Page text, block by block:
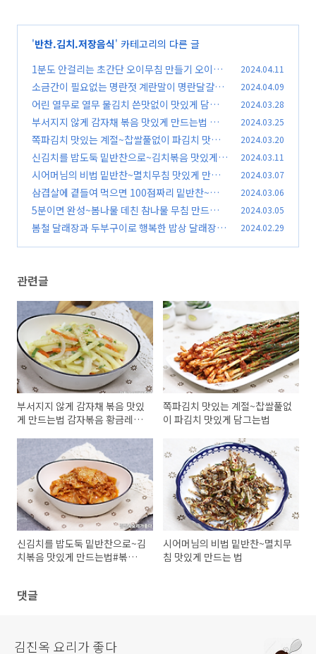
'반찬.김치.저장음식' 카테고리의 다른 글
1분도 안걸리는 초간단 오이무침 만들기 오이된
장무침 레시피
(49)
2024.04.11
소금간이 필요없는 명란젓 계란말이 명란달걀말
이 만드는법
(46)
2024.04.09
어린 열무로 열무 물김치 쓴맛없이 맛있게 담그는
법
(60)
2024.03.28
부서지지 않게 감자채 볶음 맛있게 만드는법 감자
볶음 황금레시피 (69)
2024.03.25
쪽파김치 맛있는 계절~찹쌀풀없이 파김치 맛있
게 담그는법
(66)
2024.03.20
신김치를 밥도둑 밑반찬으로~김치볶음 맛있게
만드는법#볶음김치
(88)
2024.03.11
시어머님의 비법 밑반찬~멸치무침 맛있게 만드
는 법
(76)
2024.03.07
삼겹살에 곁들여 먹으면 100점짜리 밑반찬~새송
이버섯장아찌 만들기
(71)
2024.03.06
5분이면 완성~봄나물 데친 참나물 무침 만드는법
(65)
2024.03.05
봄철 달래장과 두부구이로 행복한 밥상 달래장 만
2024.02.29
관련글
부서지지 않게 감자채 볶음 맛있
게 만드는법 감자볶음 황금레시
쪽파김치 맛있는 계절~찹쌀풀없
이 파김치 맛있게 담그는법
신김치를 밥도둑 밑반찬으로~김
치볶음 맛있게 만드는법#볶음김
시어머님의 비법 밑반찬~멸치무
침 맛있게 만드는 법
댓글
김진옥 요리가 좋다